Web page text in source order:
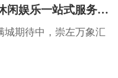
崇左万象汇开业，开启高端休闲娱乐一站式服务平台
城期待中，崇左万象汇